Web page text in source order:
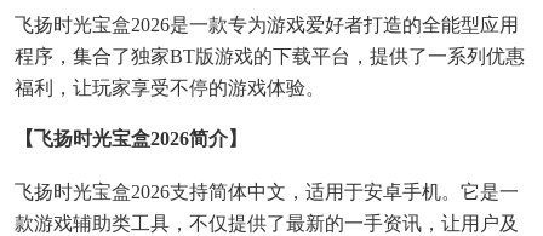
飞扬时光宝盒2026是一款专为游戏爱好者打造的全能型应用
程序，集合了独家BT版游戏的下载平台，提供了一系列优惠
福利，让玩家享受不停的游戏体验。
【飞扬时光宝盒2026简介】
飞扬时光宝盒2026支持简体中文，适用于安卓手机。它是一
款游戏辅助类工具，不仅提供了最新的一手资讯，让用户及